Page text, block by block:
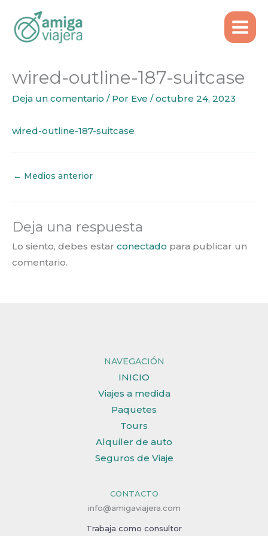
contenido
wired-outline-187-suitcase
Deja un comentario / Por Eve /octubre 24, 2023
wired-outline-187-suitcase
← Medios anterior
Deja una respuesta
Lo siento, debes estar conectado para publicar un
comentario.
NAVEGACIÓN
INICIO
Viajes a medida
Paquetes
Tours
Alquiler de auto
Seguros de Viaje
CONTACTO
info@amigaviajera.com
Trabaja como consultor